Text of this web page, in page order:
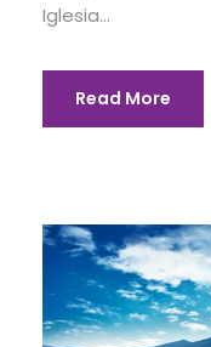
Iglesia...
Read More